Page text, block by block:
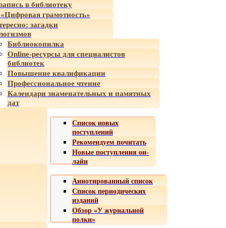
в библиотеку
грамотность»
загадки
Библиокопилка
Online-ресурсы для специалистов
библиотек
Повышение квалификации
Профессиональное чтение
Календари знаменательных и памятных
дат
Список новых
поступлений
Рекомендуем почитать
Новые поступления он-
лайн
Аннотированный список
Список периодических
изданий
Обзор «У журнальной
полки»